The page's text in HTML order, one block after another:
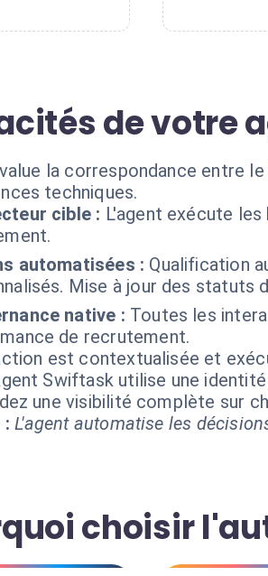
de votre
la correspondance entre
techniques.
cible : L'agent exécute
automatisées : Qualification
Mise à jour des statuts
native : Toutes les
de recrutement.
est contextualisée et
Swiftask utilise une
une visibilité complète sur
: L'agent automatise les
choisir